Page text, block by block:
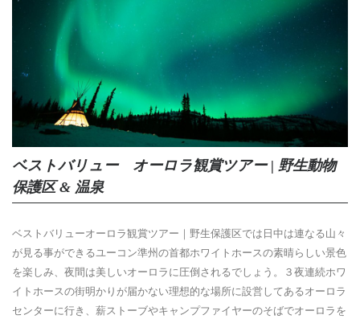
ベストバリュー オーロラ観賞ツアー | 野生動物
保護区 & 温泉
ベストバリューオーロラ観賞ツアー｜野生保護区では日中は連なる山々
が見る事ができるユーコン準州の首都ホワイトホースの素晴らしい景色
を楽しみ、夜間は美しいオーロラに圧倒されるでしょう。３夜連続ホワ
イトホースの街明かりが届かない理想的な場所に設営してあるオーロラ
センターに行き、薪ストーブやキャンプファイヤーのそばでオーロラを